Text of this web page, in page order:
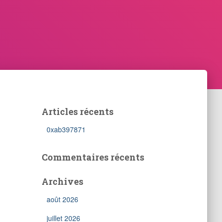
Articles récents
0xab397871
Commentaires récents
Archives
août 2026
juillet 2026